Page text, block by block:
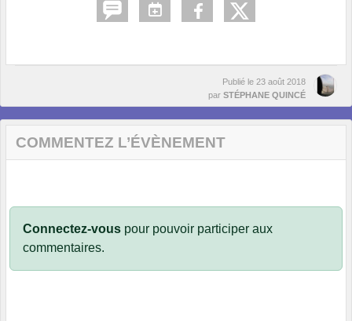
Publié le 23 août 2018
par STÉPHANE QUINCÉ
COMMENTEZ L’ÉVÈNEMENT
Connectez-vous pour pouvoir participer aux
commentaires.